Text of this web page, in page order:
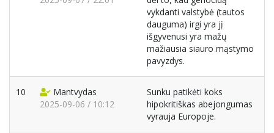
vykdanti valstybė (tautos
dauguma) irgi yra jį
išgyvenusi yra mažų
mažiausia siauro mąstymo
pavyzdys.
10
Mantvydas
2025-09-06 / 10:12
Sunku patikėti koks
hipokritiškas abejongumas
vyrauja Europoje.